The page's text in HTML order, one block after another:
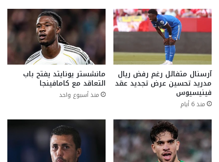
آرسنال متفائل رغم رفض ريال
مدريد تحسين عرض تجديد عقد
فينيسيوس
منذ 6 أيام
مانشستر يونايتد يفتح باب
التعاقد مع كامافينجا
منذ أسبوع واحد